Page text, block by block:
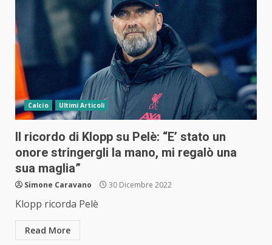
Calcio Ultimi Articoli
Il ricordo di Klopp su Pelè: “E’ stato un
onore stringergli la mano, mi regalò una
sua maglia”
Simone Caravano 30 Dicembre 2022
Klopp ricorda Pelè
Read More